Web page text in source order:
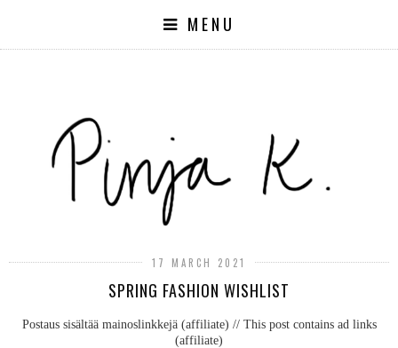
MENU
17 MARCH 2021
SPRING FASHION WISHLIST
Postaus sisältää mainoslinkkejä (affiliate) // This post contains ad links
(affiliate)